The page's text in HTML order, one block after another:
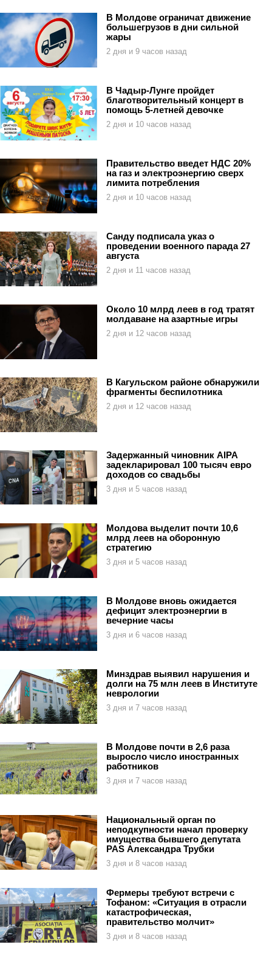
В Молдове ограничат движение
большегрузов в дни сильной
жары
2 дня и 9 часов назад
В Чадыр-Лунге пройдет
благотворительный концерт в
помощь 5-летней девочке
2 дня и 10 часов назад
Правительство введет НДС 20%
на газ и электроэнергию сверх
лимита потребления
2 дня и 10 часов назад
Санду подписала указ о
проведении военного парада 27
августа
2 дня и 11 часов назад
Около 10 млрд леев в год тратят
молдаване на азартные игры
2 дня и 12 часов назад
В Кагульском районе обнаружили
фрагменты беспилотника
2 дня и 12 часов назад
Задержанный чиновник AIPA
задекларировал 100 тысяч евро
доходов со свадьбы
3 дня и 5 часов назад
Молдова выделит почти 10,6
млрд леев на оборонную
стратегию
3 дня и 5 часов назад
В Молдове вновь ожидается
дефицит электроэнергии в
вечерние часы
3 дня и 6 часов назад
Минздрав выявил нарушения и
долги на 75 млн леев в Институте
неврологии
3 дня и 7 часов назад
В Молдове почти в 2,6 раза
выросло число иностранных
работников
3 дня и 7 часов назад
Национальный орган по
неподкупности начал проверку
имущества бывшего депутата
PAS Александра Трубки
3 дня и 8 часов назад
Фермеры требуют встречи с
Тофаном: «Ситуация в отрасли
катастрофическая,
правительство молчит»
3 дня и 8 часов назад